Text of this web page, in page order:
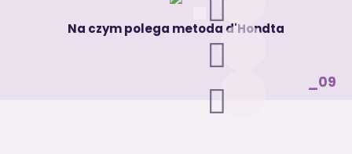
Na czym polega metoda d'Hondta
_09